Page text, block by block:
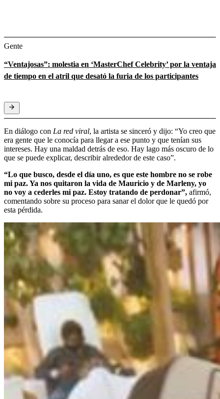
Gente
“Ventajosas”: molestia en ‘MasterChef Celebrity’ por la ventaja
de tiempo en el atril que desató la furia de los participantes
En diálogo con La red viral, la artista se sinceró y dijo: “Yo creo que
era gente que le conocía para llegar a ese punto y que tenían sus
intereses. Hay una maldad detrás de eso. Hay lago más oscuro de lo
que se puede explicar, describir alrededor de este caso”.
“Lo que busco, desde el día uno, es que este hombre no se robe
mi paz. Ya nos quitaron la vida de Mauricio y de Marleny, yo
no voy a cederles mi paz. Estoy tratando de perdonar”, afirmó,
comentando sobre su proceso para sanar el dolor que le quedó por
esta pérdida.